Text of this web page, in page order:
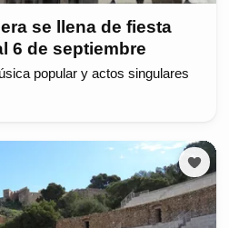
se llena de fiesta
6 de septiembre
popular y actos singulares